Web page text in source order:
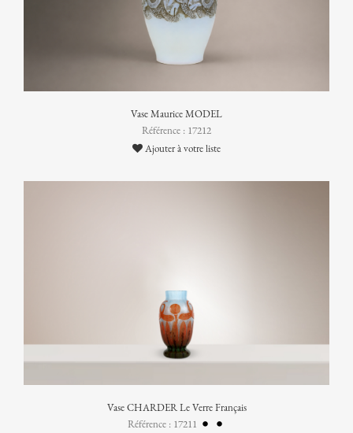
Vase Maurice MODEL
Référence : 17212
Ajouter à votre liste
Vase CHARDER Le Verre Français
Référence : 17211